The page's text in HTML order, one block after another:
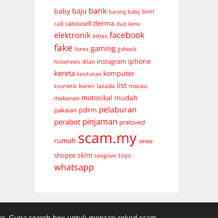
baby baju bank barang baby bnm
call carousell derma duit lama
elektronik emas facebook
fake forex gaming gshock
hotwheels iklan instagram iphone
kereta kesihatan komputer
kosmetik kurier lazada list macau
makanan motosikal mudah
pakaian pdrm pelaburan
perabot pinjaman preloved
rumah scam.my sewa
shopee skim telegram toys
whatsapp